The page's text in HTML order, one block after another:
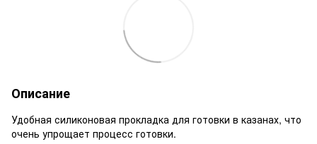
Описание
Удобная силиконовая прокладка для готовки в казанах, что
очень упрощает процесс готовки.